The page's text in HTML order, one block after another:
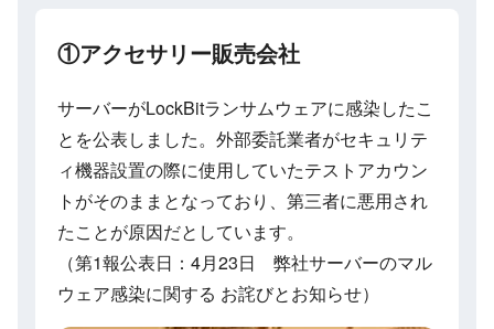
①アクセサリー販売会社
サーバーがLockBitランサムウェアに感染したこ
とを公表しました。外部委託業者がセキュリテ
ィ機器設置の際に使用していたテストアカウン
トがそのままとなっており、第三者に悪用され
たことが原因だとしています。
（第1報公表日：4月23日 弊社サーバーのマル
ウェア感染に関する お詫びとお知らせ）